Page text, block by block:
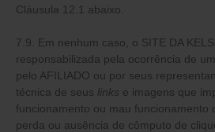
Cláusula 12.1 abaixo.
7.9. Em nenhum caso, o SITE DA
responsabilizada pela ocorrência de
pelo AFILIADO ou por seus
técnica de seus links e imagens que
funcionamento ou mau funcionamento
perda ou ausência de cômputo de